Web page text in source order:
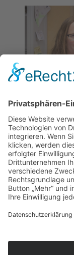
Seifarth -
Tel.: 05522-